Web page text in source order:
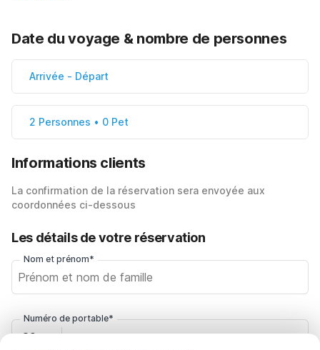
Date du voyage & nombre de personnes
Arrivée - Départ
2 Personnes • 0 Pet
Informations clients
La confirmation de la réservation sera envoyée aux
coordonnées ci-dessous
Les détails de votre réservation
Nom et prénom*
Numéro de portable*
+32